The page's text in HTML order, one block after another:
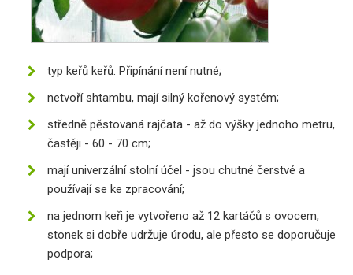
typ keřů keřů. Připínání není nutné;
netvoří shtambu, mají silný kořenový systém;
středně pěstovaná rajčata - až do výšky jednoho metru,
častěji - 60 - 70 cm;
mají univerzální stolní účel - jsou chutné čerstvé a
používají se ke zpracování;
na jednom keři je vytvořeno až 12 kartáčů s ovocem,
stonek si dobře udržuje úrodu, ale přesto se doporučuje
podpora;